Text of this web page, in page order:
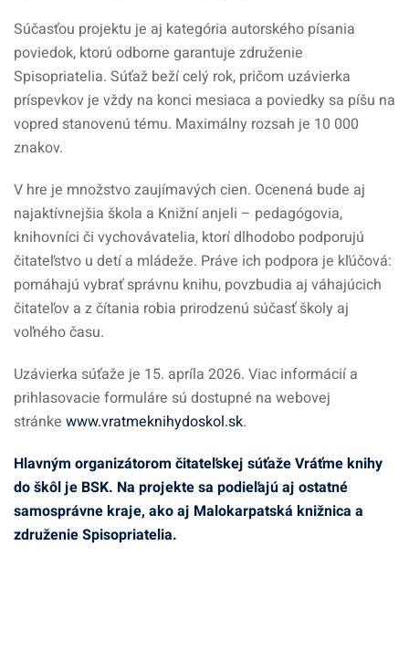
Súčasťou projektu je aj kategória autorského písania
poviedok, ktorú odborne garantuje združenie
Spisopriatelia. Súťaž beží celý rok, pričom uzávierka
príspevkov je vždy na konci mesiaca a poviedky sa píšu na
vopred stanovenú tému. Maximálny rozsah je 10 000
znakov.
V hre je množstvo zaujímavých cien. Ocenená bude aj
najaktívnejšia škola a Knižní anjeli – pedagógovia,
knihovníci či vychovávatelia, ktorí dlhodobo podporujú
čitateľstvo u detí a mládeže. Práve ich podpora je kľúčová:
pomáhajú vybrať správnu knihu, povzbudia aj váhajúcich
čitateľov a z čítania robia prirodzenú súčasť školy aj
voľného času.
Uzávierka súťaže je 15. apríla 2026. Viac informácií a
prihlasovacie formuláre sú dostupné na webovej
stránke www.vratmeknihydoskol.sk.
Hlavným organizátorom čitateľskej súťaže Vráťme knihy
do škôl je BSK. Na projekte sa podieľajú aj ostatné
samosprávne kraje, ako aj Malokarpatská knižnica a
združenie Spisopriatelia.